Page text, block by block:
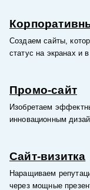
Создаем сайты,
статус на экранах и
Промо-сайт
Изобретаем
инновационным
Сайт-визитка
Наращиваем
через мощные